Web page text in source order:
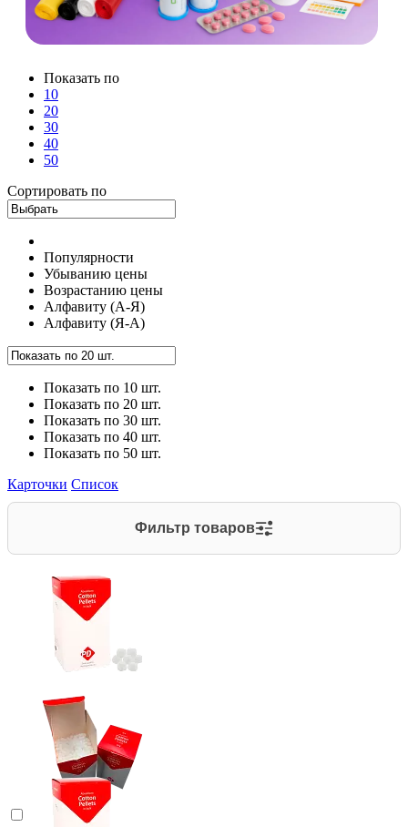
Показать по
10
20
30
40
50
Сортировать по
Популярности
Убыванию цены
Возрастанию цены
Алфавиту (А-Я)
Алфавиту (Я-А)
Показать по 10 шт.
Показать по 20 шт.
Показать по 30 шт.
Показать по 40 шт.
Показать по 50 шт.
Карточки Список
Фильтр товаров